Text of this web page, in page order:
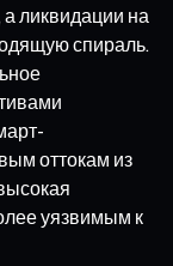
ликвидации на
спираль.
оттокам из
уязвимым к